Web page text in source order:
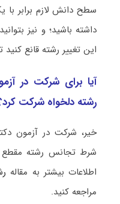
سطح دانش لازم برابر با
داشته باشید؛ و نیز
این تغییر رشته قانع
رشته دلخواه شرکت
خیر، شرکت در آزمون
شرط تجانس رشته
اطلاعات بیشتر به مقاله
مراجعه کنید.